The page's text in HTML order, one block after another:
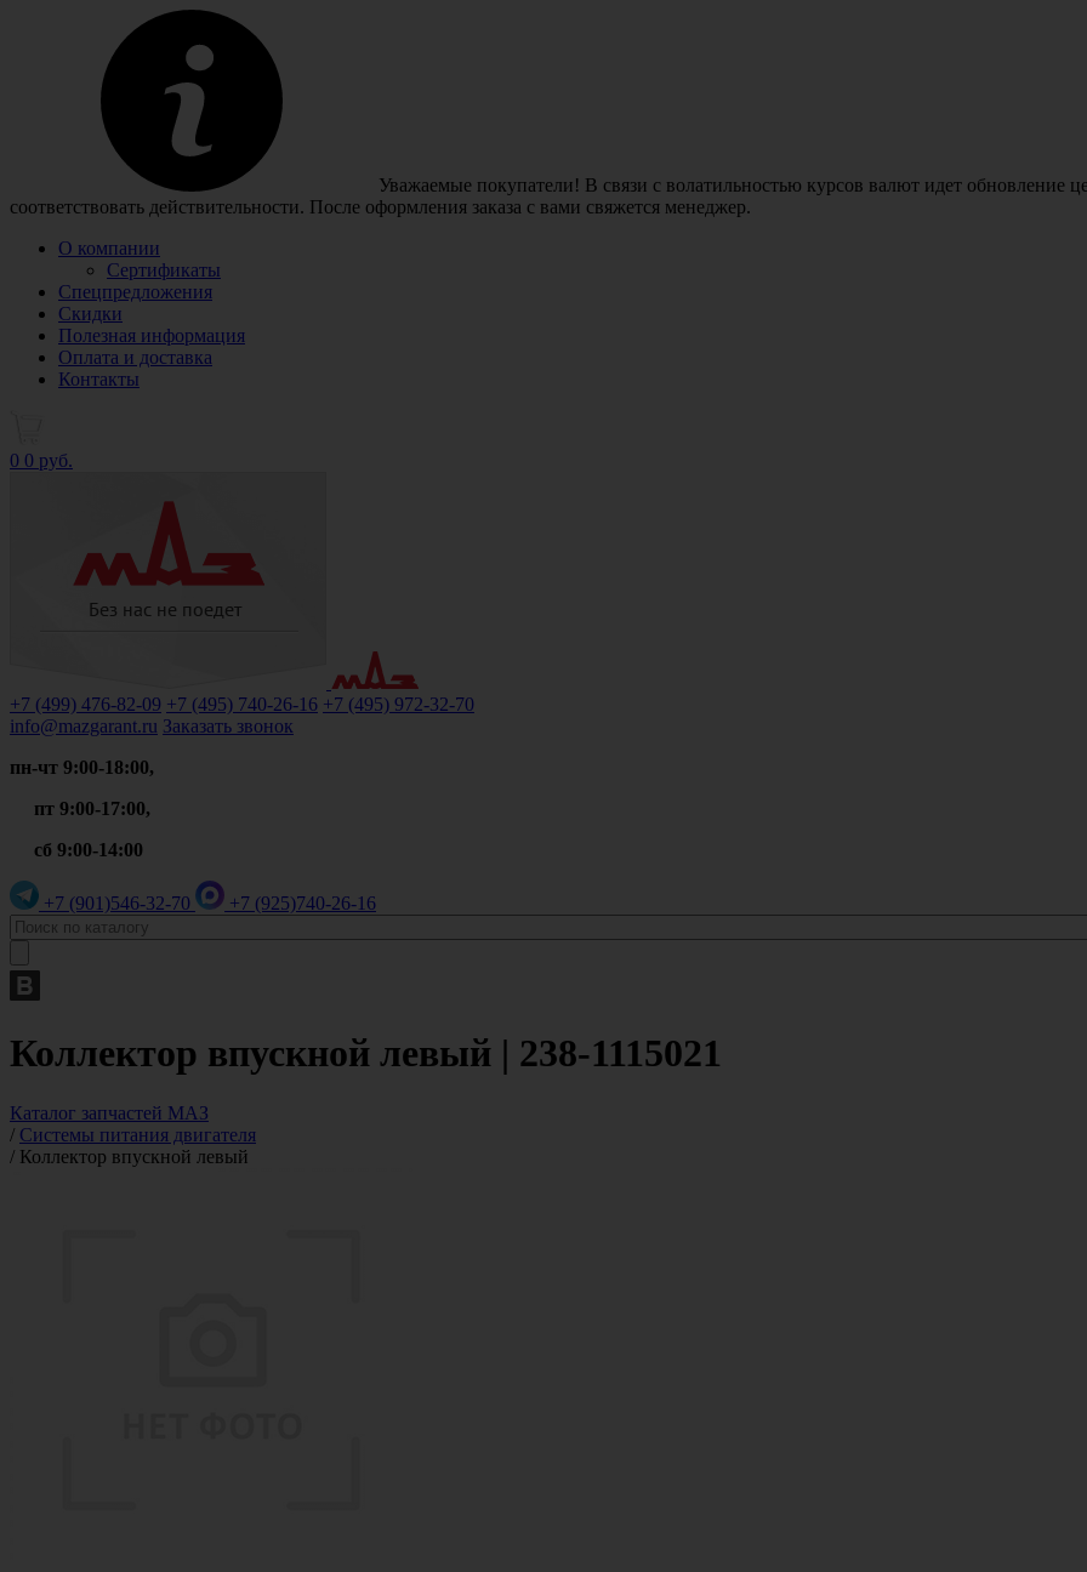
Уважаемые покупатели! В связи с волатильностью курсов валют идет обновление
соответствовать действительности. После оформления заказа с вами свяжется менеджер.
О компании
Сертификаты
Спецпредложения
Скидки
Полезная информация
Оплата и доставка
Контакты
0 0 руб.
+7 (499) 476-82-09 +7 (495) 740-26-16 +7 (495) 972-32-70
info@mazgarant.ru Заказать звонок
пн-чт 9:00-18:00,
пт 9:00-17:00,
сб 9:00-14:00
+7 (901)546-32-70 +7 (925)740-26-16
Коллектор впускной левый | 238-1115021
Каталог запчастей МАЗ
/ Системы питания двигателя
/ Коллектор впускной левый